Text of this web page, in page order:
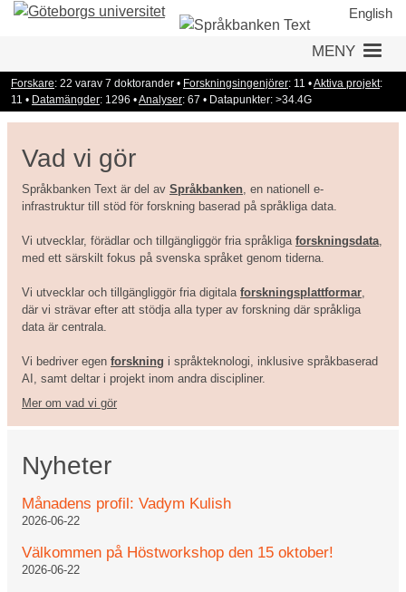
Hoppa
English
MENY
Forskare: 22 varav 7 doktorander • Forskningsingenjörer: 11 •Aktiva projekt:
11 • Datamängder: 1296 •Analyser: 67 • Datapunkter: >34.4G
Vad vi gör
Språkbanken Text är del av Språkbanken, en nationell e-
infrastruktur till stöd för forskning baserad på språkliga data.
Vi utvecklar, förädlar och tillgängliggör fria språkliga forskningsdata,
med ett särskilt fokus på svenska språket genom tiderna.
Vi utvecklar och tillgängliggör fria digitala forskningsplattformar,
där vi strävar efter att stödja alla typer av forskning där språkliga
data är centrala.
Vi bedriver egen forskning i språkteknologi, inklusive språkbaserad
AI, samt deltar i projekt inom andra discipliner.
Mer om vad vi gör
Nyheter
Månadens profil: Vadym Kulish
2026-06-22
Välkommen på Höstworkshop den 15 oktober!
2026-06-22